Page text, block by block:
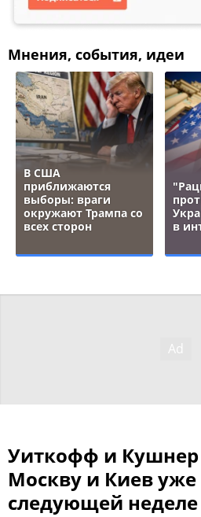
Мнения, события, идеи
В США
приближаются
выборы: враги
окружают Трампа со
всех сторон
в
Уиткофф и Кушнер
Москву и Киев уже
следующей неделе